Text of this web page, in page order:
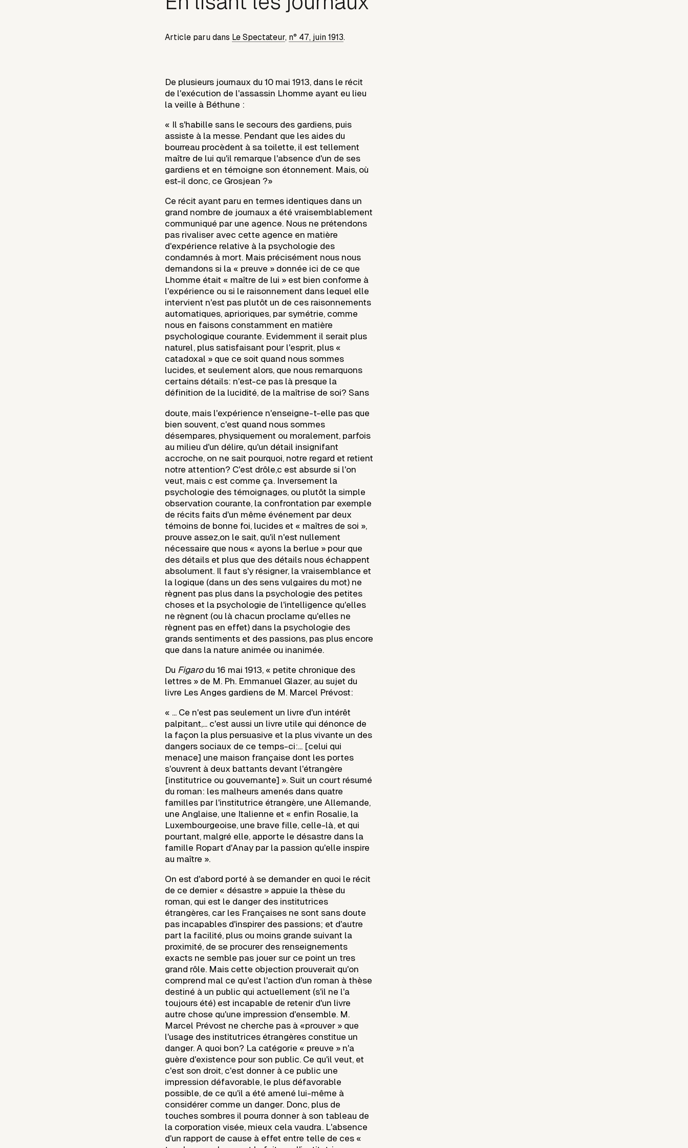
Article paru dans Le Spectateur, n° 47, juin 1913.
De plusieurs journaux du 10 mai 1913, dans le récit
de l'exécution de l'assassin Lhomme ayant eu lieu
la veille à Béthune :
« Il s'habille sans le secours des gardiens, puis
assiste à la messe. Pendant que les aides du
bourreau procèdent à sa toilette, il est tellement
maître de lui qu'il remarque l'absence d'un de ses
gardiens et en témoigne son étonnement. Mais, où
est-il donc, ce Grosjean ?»
Ce récit ayant paru en termes identiques dans un
grand nombre de journaux a été vraisemblablement
communiqué par une agence. Nous ne prétendons
pas rivaliser avec cette agence en matière
d'expérience relative à la psychologie des
condamnés à mort. Mais précisément nous nous
demandons si la « preuve » donnée ici de ce que
Lhomme était « maître de lui » est bien conforme à
l'expérience ou si le raisonnement dans lequel elle
intervient n'est pas plutôt un de ces raisonnements
automatiques, aprioriques, par symétrie, comme
nous en faisons constamment en matière
psychologique courante. Evidemment il serait plus
naturel, plus satisfaisant pour l'esprit, plus «
catadoxal » que ce soit quand nous sommes
lucides, et seulement alors, que nous remarquons
certains détails: n'est-ce pas là presque la
définition de la lucidité, de la maîtrise de soi? Sans
doute, mais l'expérience n'enseigne-t-elle pas que
bien souvent, c'est quand nous sommes
désempares, physiquement ou moralement, parfois
au milieu d'un délire, qu'un détail insignifant
accroche, on ne sait pourquoi, notre regard et retient
notre attention? C'est drôle,c est absurde si l'on
veut, mais c est comme ça. Inversement la
psychologie des témoignages, ou plutôt la simple
observation courante, la confrontation par exemple
de récits faits d'un même événement par deux
témoins de bonne foi, lucides et « maîtres de soi »,
prouve assez,on le sait, qu'il n'est nullement
nécessaire que nous « ayons la berlue » pour que
des détails et plus que des détails nous échappent
absolument. Il faut s'y résigner, la vraisemblance et
la logique (dans un des sens vulgaires du mot) ne
règnent pas plus dans la psychologie des petites
choses et la psychologie de l'intelligence qu'elles
ne règnent (ou là chacun proclame qu'elles ne
règnent pas en effet) dans la psychologie des
grands sentiments et des passions, pas plus encore
que dans la nature animée ou inanimée.
Du Figarodu 16 mai 1913, « petite chronique des
lettres » de M. Ph. Emmanuel Glazer, au sujet du
livre Les Anges gardiens de M. Marcel Prévost:
« ... Ce n'est pas seulement un livre d'un intérêt
palpitant,... c'est aussi un livre utile qui dénonce de
la façon la plus persuasive et la plus vivante un des
dangers sociaux de ce temps-ci:... [celui qui
menace] une maison française dont les portes
s'ouvrent à deux battants devant l'étrangère
[institutrice ou gouvernante] ». Suit un court résumé
du roman: les malheurs amenés dans quatre
familles par l'institutrice étrangère, une Allemande,
une Anglaise, une Italienne et « enfin Rosalie, la
Luxembourgeoise, une brave fille, celle-là, et qui
pourtant, malgré elle, apporte le désastre dans la
famille Ropart d'Anay par la passion qu'elle inspire
au maître ».
On est d'abord porté à se demander en quoi le récit
de ce dernier « désastre » appuie la thèse du
roman, qui est le danger des institutrices
étrangères, car les Françaises ne sont sans doute
pas incapables d'inspirer des passions; et d'autre
part la facilité, plus ou moins grande suivant la
proximité, de se procurer des renseignements
exacts ne semble pas jouer sur ce point un tres
grand rôle. Mais cette objection prouverait qu'on
comprend mal ce qu'est l'action d'un roman à thèse
destiné à un public qui actuellement (s'il ne l'a
toujours été) est incapable de retenir d'un livre
autre chose qu'une impression d'ensemble. M.
Marcel Prévost ne cherche pas à «prouver » que
l'usage des institutrices étrangères constitue un
danger. A quoi bon? La catégorie « preuve » n'a
guère d'existence pour son public. Ce qu'il veut, et
c'est son droit, c'est donner à ce public une
impression défavorable, le plus défavorable
possible, de ce qu'il a été amené lui-même à
considérer comme un danger. Donc, plus de
touches sombres il pourra donner à son tableau de
la corporation visée, mieux cela vaudra. L'absence
d'un rapport de cause à effet entre telle de ces «